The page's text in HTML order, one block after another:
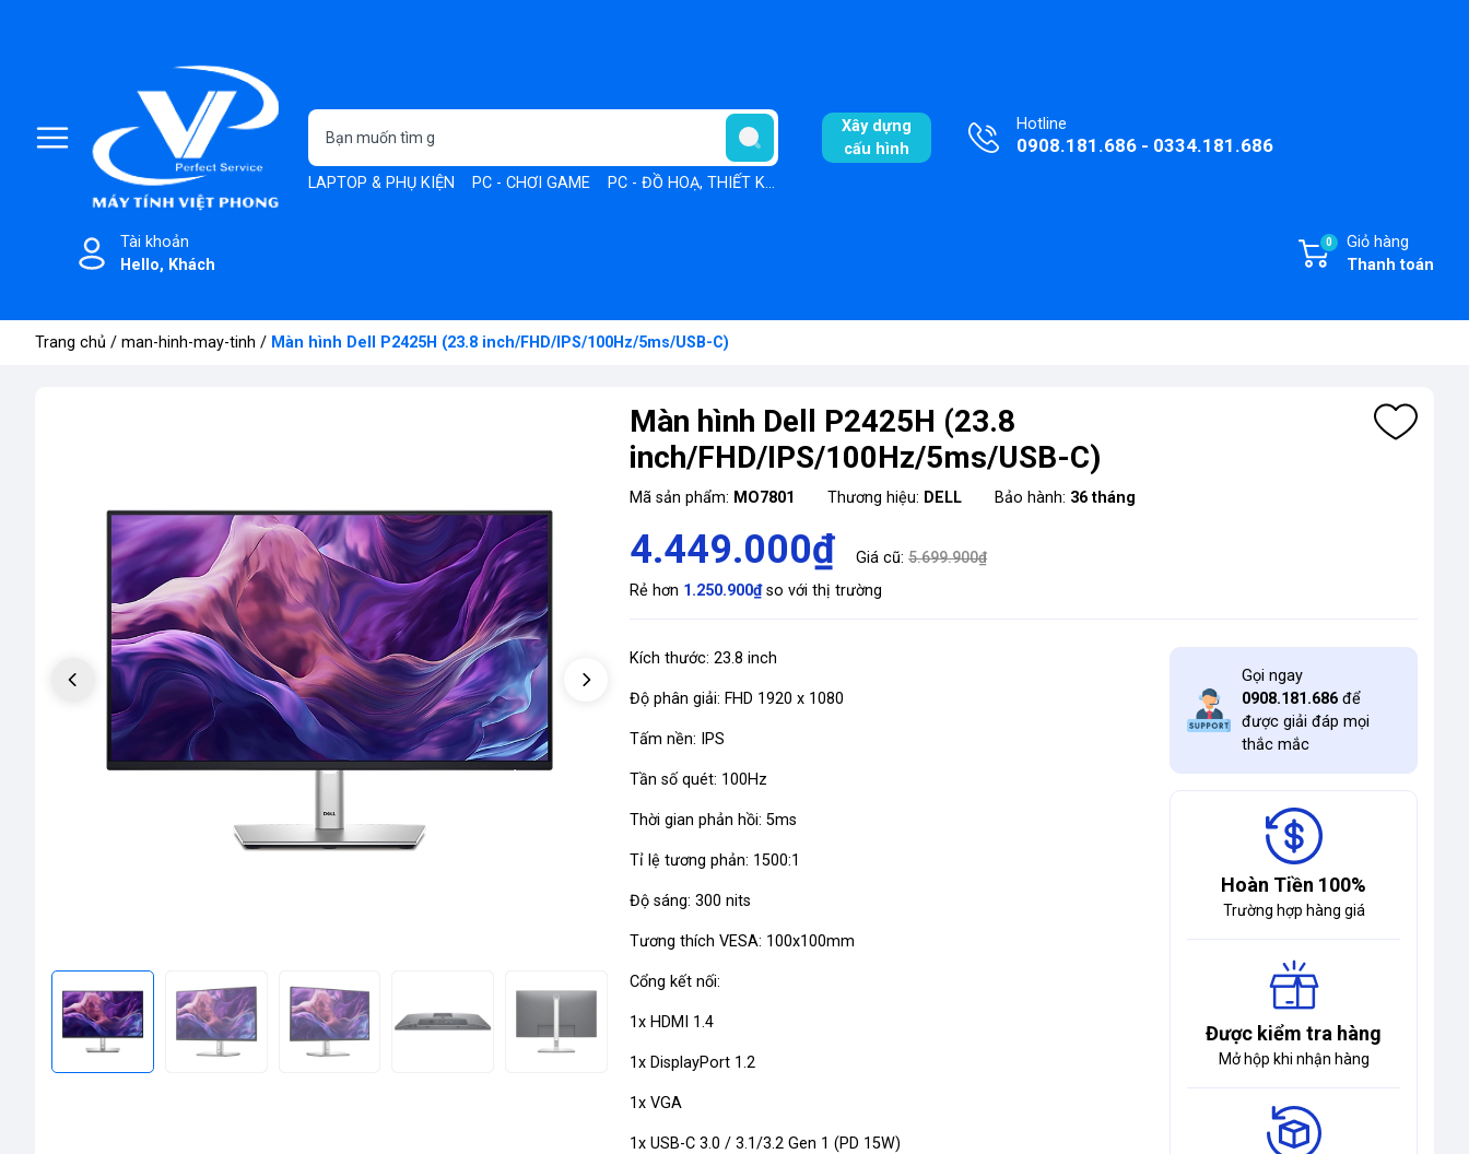
LAPTOP & PHỤ KIỆN PC - CHƠI GAME PC - ĐỒ HOẠ, THIẾT KẾ
Xây dựng
cấu hình
Hotline
0908.181.686 - 0334.181.686
Tài khoản
Hello, Khách
Giỏ hàng
Thanh toán
0
Trang chủ / man-hinh-may-tinh / Màn hình Dell P2425H (23.8 inch/FHD/IPS/100Hz/5ms/USB-C)
Màn hình Dell P2425H (23.8
inch/FHD/IPS/100Hz/5ms/USB-C)
Mã sản phẩm: MO7801 Thương hiệu: DELL Bảo hành: 36 tháng
4.449.000₫ Giá cũ:5.699.900₫
Rẻ hơn 1.250.900₫so với thị trường
Kích thước: 23.8 inch
Độ phân giải: FHD 1920 x 1080
Tấm nền: IPS
Tần số quét: 100Hz
Thời gian phản hồi: 5ms
Tỉ lệ tương phản: 1500:1
Độ sáng: 300 nits
Tương thích VESA: 100x100mm
Cổng kết nối:
1x HDMI 1.4
1x DisplayPort 1.2
1x VGA
1x USB-C 3.0 / 3.1/3.2 Gen 1 (PD 15W)
Gọi ngay
0908.181.686 để
được giải đáp mọi
thắc mắc
Hoàn Tiền 100%
Trường hợp hàng giá
Được kiểm tra hàng
Mở hộp khi nhận hàng